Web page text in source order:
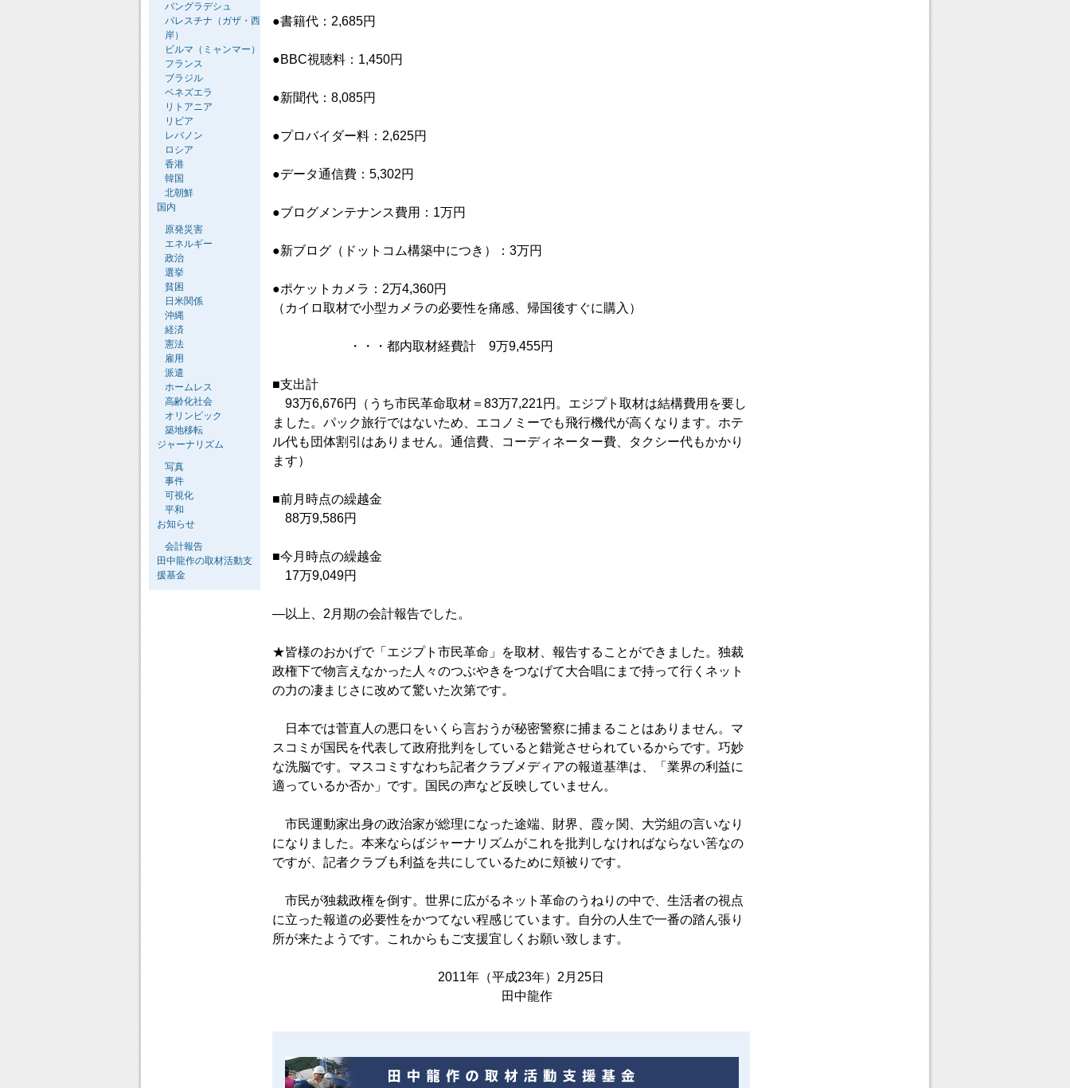
●書籍代：2,685円
●BBC視聴料：1,450円
●新聞代：8,085円
●プロバイダー料：2,625円
●データ通信費：5,302円
●ブログメンテナンス費用：1万円
●新ブログ（ドットコム構築中につき）：3万円
●ポケットカメラ：2万4,360円
（カイロ取材で小型カメラの必要性を痛感、帰国後すぐに購入）
・・・都内取材経費計 9万9,455円
■支出計
93万6,676円（うち市民革命取材＝83万7,221円。エジプト取材は結構費用を要し
ました。パック旅行ではないため、エコノミーでも飛行機代が高くなります。ホテ
ル代も団体割引はありません。通信費、コーディネーター費、タクシー代もかかり
ます）
■前月時点の繰越金
88万9,586円
■今月時点の繰越金
17万9,049円
―以上、2月期の会計報告でした。
★皆様のおかげで「エジプト市民革命」を取材、報告することができました。独裁
政権下で物言えなかった人々のつぶやきをつなげて大合唱にまで持って行くネット
の力の凄まじさに改めて驚いた次第です。
日本では菅直人の悪口をいくら言おうが秘密警察に捕まることはありません。マ
スコミが国民を代表して政府批判をしていると錯覚させられているからです。巧妙
な洗脳です。マスコミすなわち記者クラブメディアの報道基準は、「業界の利益に
適っているか否か」です。国民の声など反映していません。
市民運動家出身の政治家が総理になった途端、財界、霞ヶ関、大労組の言いなり
になりました。本来ならばジャーナリズムがこれを批判しなければならない筈なの
ですが、記者クラブも利益を共にしているために頬被りです。
市民が独裁政権を倒す。世界に広がるネット革命のうねりの中で、生活者の視点
に立った報道の必要性をかつてない程感じています。自分の人生で一番の踏ん張り
所が来たようです。これからもご支援宜しくお願い致します。
2011年（平成23年）2月25日
田中龍作
バングラデシュ
パレスチナ（ガザ・西
岸）
ビルマ（ミャンマー）
フランス
ブラジル
ベネズエラ
リトアニア
リビア
レバノン
ロシア
香港
韓国
北朝鮮
国内
原発災害
エネルギー
政治
選挙
貧困
日米関係
沖縄
経済
憲法
雇用
派遣
ホームレス
高齢化社会
オリンピック
築地移転
ジャーナリズム
写真
事件
可視化
平和
お知らせ
会計報告
田中龍作の取材活動支
援基金